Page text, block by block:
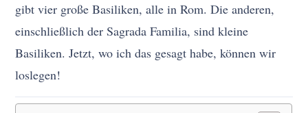
gibt vier große Basiliken, alle in Rom. Die anderen,
einschließlich der Sagrada Familia, sind kleine
Basiliken. Jetzt, wo ich das gesagt habe, können wir
loslegen!